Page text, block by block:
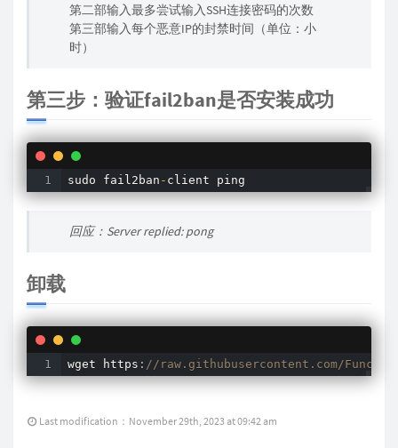
第二部输入最多尝试输入SSH连接密码的次数
第三部输入每个恶意IP的封禁时间（单位：小
时）
第三步：验证fail2ban是否安装成功
sudo fail2ban - client ping
回应：Server replied: pong
卸载
wget https : //raw.githubusercontent.com/
Last modification：November 29th, 2023 at 09:42 am